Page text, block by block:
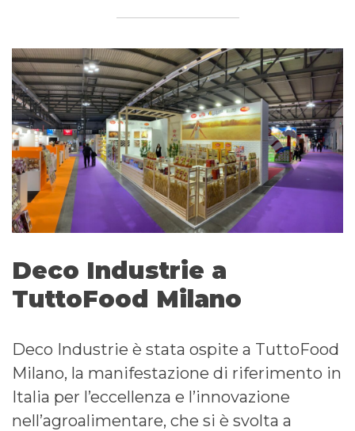
Deco Industrie a
TuttoFood Milano
Deco Industrie è stata ospite a TuttoFood
Milano, la manifestazione di riferimento in
Italia per l’eccellenza e l’innovazione
nell’agroalimentare, che si è svolta a